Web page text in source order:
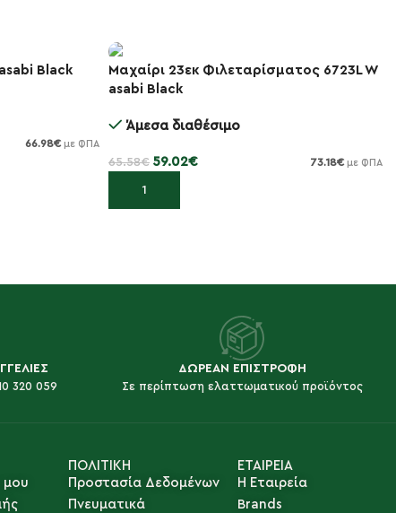
Black
66.98€ με ΦΠΑ
-10%
Μαχαίρι 23εκ Φιλεταρίσματος 6723L W
asabi Black
Άμεσα διαθέσιμο
65.58€ 59.02€ 73.18€ με ΦΠΑ
Προσθήκη στο καλάθι
320 059
ΔΩΡΕΑΝ ΕΠΙΣΤΡΟΦΗ
Σε περίπτωση ελαττωματικού προϊόντος
μου
ΠΟΛΙΤΙΚΗ
Προστασία Δεδομένων
Πνευματικά
ΕΤΑΙΡΕΙΑ
Η Εταιρεία
Brands